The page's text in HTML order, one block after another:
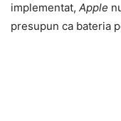
implementat, Apple
presupun ca bateria